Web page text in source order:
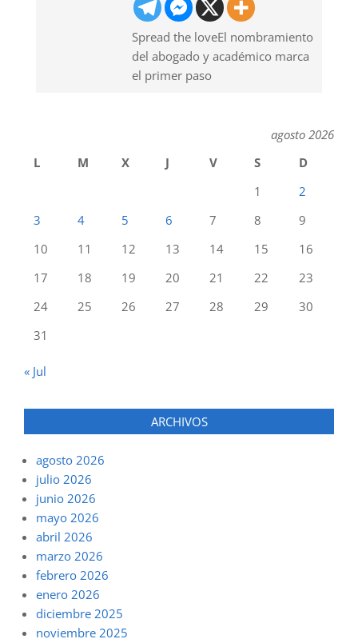
Spread the loveEl nombramiento
del abogado y académico marca
el primer paso
agosto 2026
L
M X J V S
D
1
2
3
4 5 6 7 8
9
10
11 12 13 14 15
16
17
18 19 20 21 22
23
24
25 26 27 28 29
30
31
« Jul
ARCHIVOS
agosto 2026
julio 2026
junio 2026
mayo 2026
abril 2026
marzo 2026
febrero 2026
enero 2026
diciembre 2025
noviembre 2025